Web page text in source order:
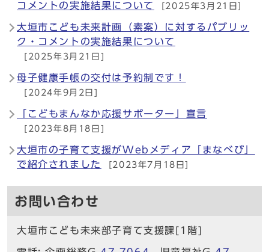
コメントの実施結果について
[2025年3月21日]
大垣市こども未来計画（素案）に対するパブリッ
ク・コメントの実施結果について
[2025年3月21日]
母子健康手帳の交付は予約制です！
[2024年9月2日]
「こどもまんなか応援サポーター」宣言
[2023年8月18日]
大垣市の子育て支援がWebメディア「まなべび」
で紹介されました
[2023年7月18日]
お問い合わせ
大垣市こども未来部子育て支援課[1階]